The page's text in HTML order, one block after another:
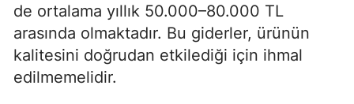
de ortalama yıllık 50.000–80.000 TL
arasında olmaktadır. Bu giderler, ürünün
kalitesini doğrudan etkilediği için ihmal
edilmemelidir.